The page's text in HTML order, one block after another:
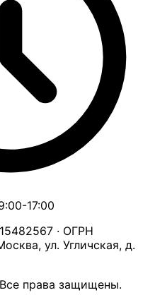
17:00
· ОГРН
ул. Угличская, д.
права защищены.